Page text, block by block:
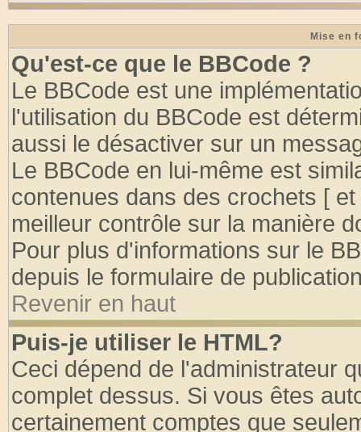
Mise en
Qu'est-ce que le BBCode ?
Le BBCode est une
l'utilisation du BBCode est
aussi le désactiver sur un
Le BBCode en lui-même est
contenues dans des crochets [
meilleur contrôle sur la manière
Pour plus d'informations sur le
depuis le formulaire de
Revenir en haut
Puis-je utiliser le HTML?
Ceci dépend de l'administrateur
complet dessus. Si vous êtes
certainement comptes que